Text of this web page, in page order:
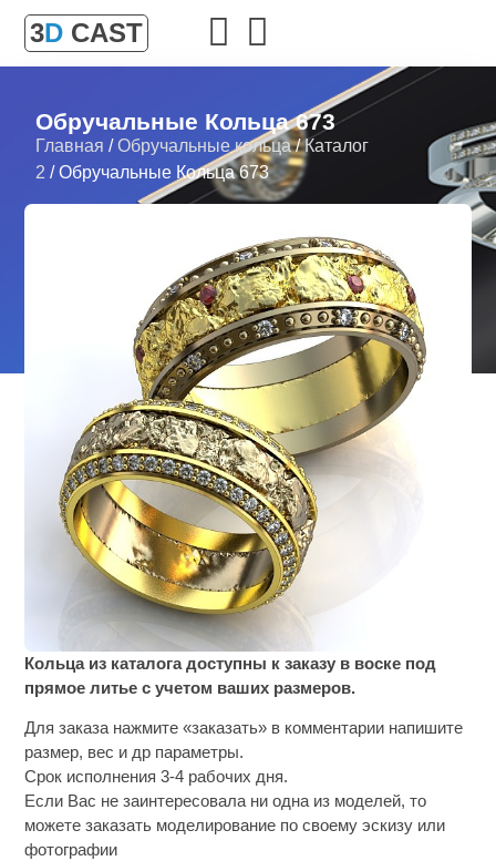
3D CAST
Обручальные Кольца 673
Главная /Обручальные кольца/Каталог
2 / Обручальные Кольца 673
Кольца из каталога доступны к заказу в воске под
прямое литье с учетом ваших размеров.
Для заказа нажмите «заказать» в комментарии напишите
размер, вес и др параметры.
Срок исполнения 3-4 рабочих дня.
Если Вас не заинтересовала ни одна из моделей, то
можете заказать моделирование по своему эскизу или
фотографии